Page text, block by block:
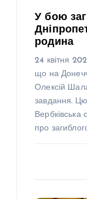
У бою
родина
24 квітня
що на
Олексій
завдання.
Вербківська
про